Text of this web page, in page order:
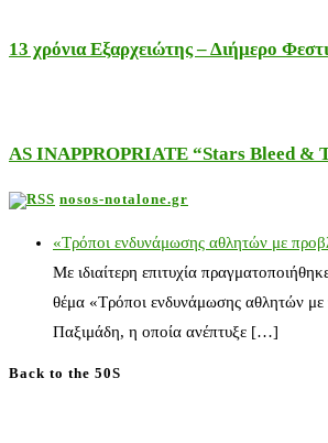
13 χρόνια Εξαρχειώτης – Διήμερο
AS INAPPROPRIATE “Stars Bleed &
nosos-notalone.gr
«Τρόποι ενδυνάμωσης αθλητών με
Με ιδιαίτερη επιτυχία
θέμα «Τρόποι ενδυνάμωσης αθλητών
Παξιμάδη, η οποία ανέπτυξε […]
Back to the 50S